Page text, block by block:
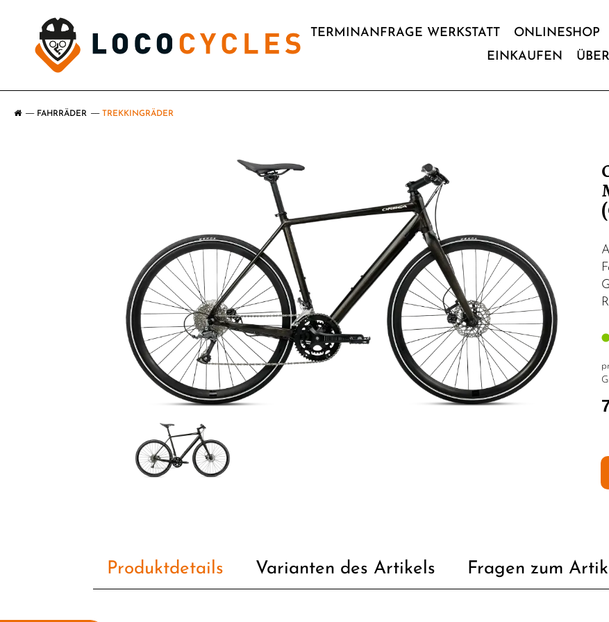
TERMINANFRAGE WERKSTATT ONLINESHOP
EINKAUFEN
FAHRRÄDER TREKKINGRÄDER
Produktdetails Varianten des Artikels Fragen zum